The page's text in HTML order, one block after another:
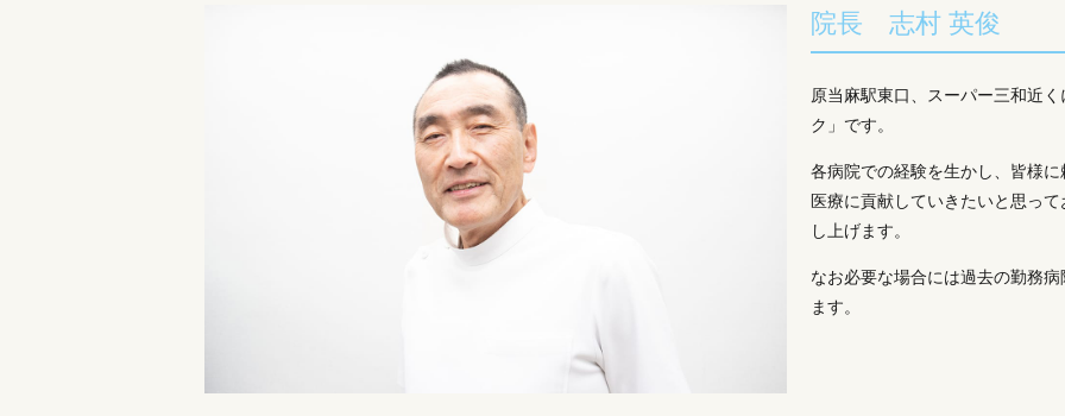
院長 志村 英俊
原当麻駅東口、スーパー三和近
ク」です。
各病院での経験を生かし、皆様
医療に貢献していきたいと思っ
し上げます。
なお必要な場合には過去の勤務
ます。